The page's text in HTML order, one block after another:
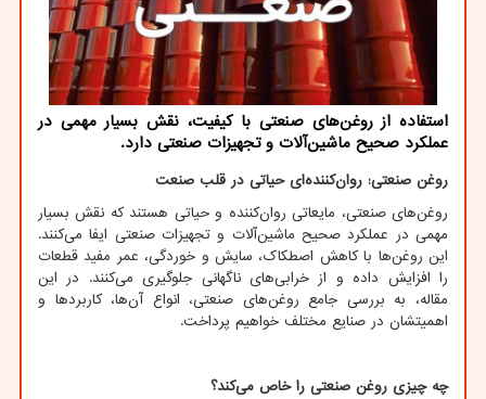
استفاده از روغن‌های صنعتی با کیفیت، نقش بسیار مهمی در
عملکرد صحیح ماشین‌آلات و تجهیزات صنعتی دارد.
روغن صنعتی: روان‌کننده‌ای حیاتی در قلب صنعت
روغن‌های صنعتی، مایعاتی روان‌کننده و حیاتی هستند که نقش بسیار
مهمی در عملکرد صحیح ماشین‌آلات و تجهیزات صنعتی ایفا می‌کنند.
این روغن‌ها با کاهش اصطکاک، سایش و خوردگی، عمر مفید قطعات
را افزایش داده و از خرابی‌های ناگهانی جلوگیری می‌کنند. در این
مقاله، به بررسی جامع روغن‌های صنعتی، انواع آن‌ها، کاربردها و
اهمیتشان در صنایع مختلف خواهیم پرداخت.
چه چیزی روغن صنعتی را خاص می‌کند؟